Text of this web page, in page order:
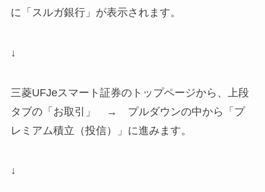
に「スルガ銀行」が表示されます。
↓
三菱UFJeスマート証券のトップページから、上段
タブの「お取引」 → プルダウンの中から「プ
レミアム積立（投信）」に進みます。
↓